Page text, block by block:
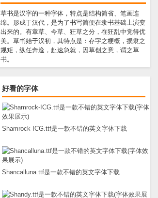
草书是汉字的一种字体，特点是结构简省、笔画连
绵。形成于汉代，是为了书写简便在隶书基础上演变
出来的。有章草、今草、狂草之分，在狂乱中觉得优
美。草书始于汉初，其特点是：存字之梗概，损隶之
规矩，纵任奔逸，赴速急就，因草创之意，谓之草
书。
好看的字体
Shamrock-ICG.ttf是一款不错的英文字体下载
Shancalluna.ttf是一款不错的英文字体下载